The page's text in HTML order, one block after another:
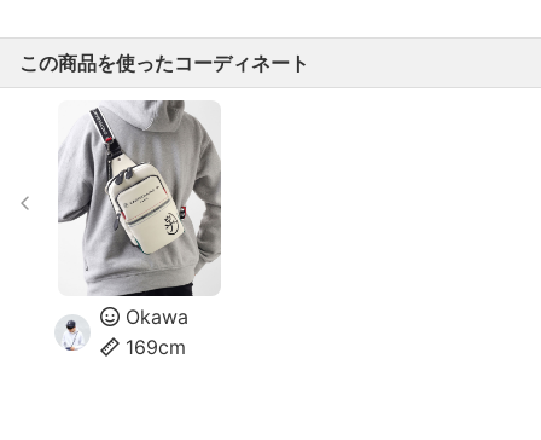
この商品を使ったコーディネート
Okawa
169cm